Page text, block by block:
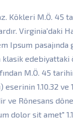
Kökleri M.Ö. 45
Virginia'daki
Ipsum pasajında
klasik
M.Ö. 45
1.10.32 ve
ve Rönesans
dolor sit amet"